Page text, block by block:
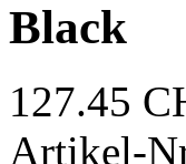
Black
127.45
Artikel-